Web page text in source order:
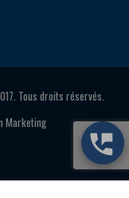
Tous droits réservés.
Marketing